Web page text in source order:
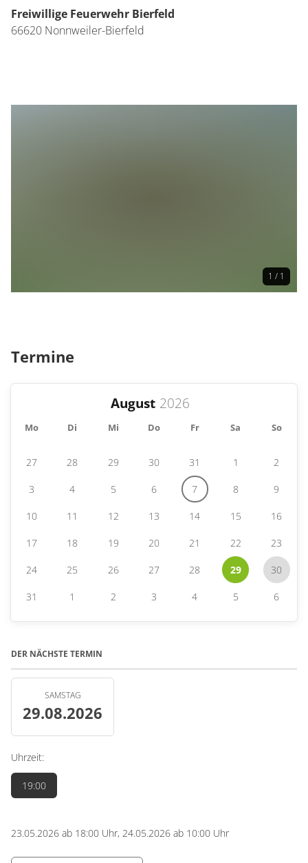
Freiwillige Feuerwehr Bierfeld
66620 Nonnweiler-Bierfeld
1 / 1
Termine
August
Mo Di Mi Do Fr Sa So
27 28 29 30 31 1 2
3 4 5 6 7 8 9
10 11 12 13 14 15 16
17 18 19 20 21 22 23
24 25 26 27 28 29 30
31 1 2 3 4 5 6
DER NÄCHSTE TERMIN
SAMSTAG
29.08.2026
Uhrzeit:
19:00
23.05.2026 ab 18:00 Uhr, 24.05.2026 ab 10:00 Uhr